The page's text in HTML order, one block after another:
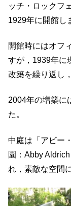
ッチ・ロックフ
1929年に開館し
開館時にはオフ
すが，1939年に
改築を繰り返し
2004年の増築に
た。
中庭は「アビー
園：Abby
れ，素敵な空間